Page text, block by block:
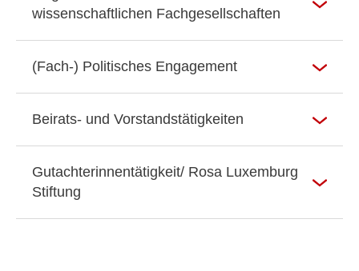
wissenschaftlichen Fachgesellschaften
(Fach-) Politisches Engagement
Beirats- und Vorstandstätigkeiten
Gutachterinnentätigkeit/ Rosa Luxemburg
Stiftung